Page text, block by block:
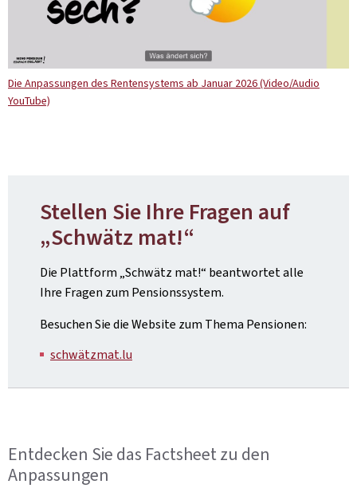
Die Anpassungen des Rentensystems ab Januar 2026 (Video/Audio
YouTube)
Stellen Sie Ihre Fragen auf
„Schwätz mat!“
Die Plattform „Schwätz mat!“ beantwortet alle
Ihre Fragen zum Pensionssystem.
Besuchen Sie die Website zum Thema Pensionen:
schwätzmat.lu
Entdecken Sie das Factsheet zu den
Anpassungen